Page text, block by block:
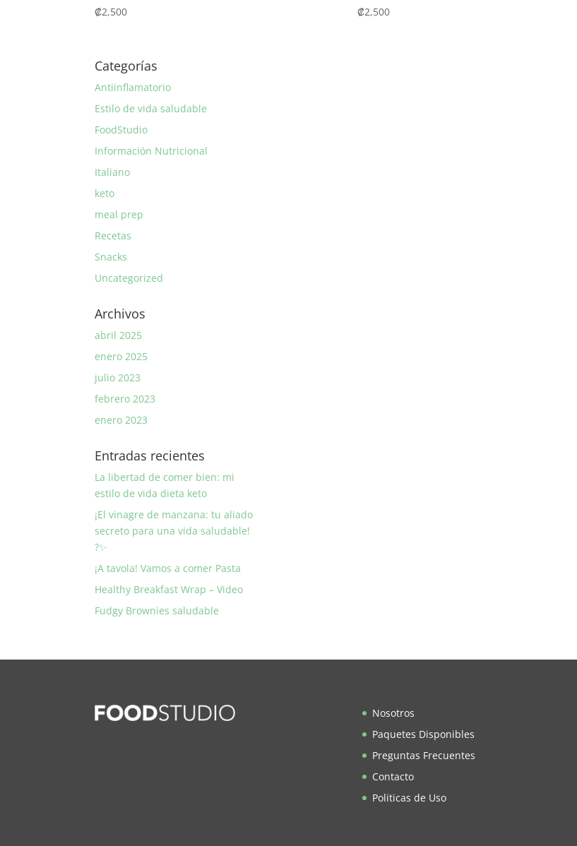
₡2,500 ₡2,500
Categorías
Antiinflamatorio
Estilo de vida saludable
FoodStudio
Información Nutricional
Italiano
keto
meal prep
Recetas
Snacks
Uncategorized
Archivos
abril 2025
enero 2025
julio 2023
febrero 2023
enero 2023
Entradas recientes
La libertad de comer bien: mi
estilo de vida dieta keto
¡El vinagre de manzana: tu aliado
secreto para una vida saludable!
?✨
¡A tavola! Vamos a comer Pasta
Healthy Breakfast Wrap – Video
Fudgy Brownies saludable
Nosotros
Paquetes Disponibles
Preguntas Frecuentes
Contacto
Politicas de Uso